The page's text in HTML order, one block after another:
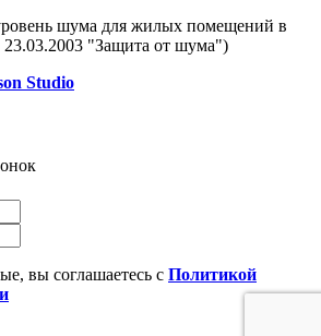
шума для жилых помещений в
"Защита от шума")
Studio
вы соглашаетесь с Политикой